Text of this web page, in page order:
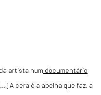
artista num documentário
A cera é a abelha que faz, a